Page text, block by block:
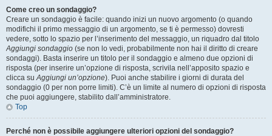
Come creo un sondaggio?
Creare un sondaggio è facile: quando inizi un nuovo argomento (o quando
modifichi il primo messaggio di un argomento, se ti è permesso) dovresti
vedere, sotto lo spazio per l’inserimento del messaggio, un riquadro dal titolo
Aggiungi sondaggio (se non lo vedi, probabilmente non hai il diritto di creare
sondaggi). Basta inserire un titolo per il sondaggio e almeno due opzioni di
risposta (per inserire un’opzione di risposta, scrivila nell’apposito spazio e
clicca suAggiungi un’opzione). Puoi anche stabilire i giorni di durata del
sondaggio (0 per non porre limiti). C’è un limite al numero di opzioni di risposta
che puoi aggiungere, stabilito dall’amministratore.
Top
Perché non è possibile aggiungere ulteriori opzioni del sondaggio?